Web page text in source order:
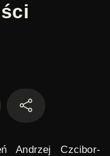
Andrzej Czcibor-